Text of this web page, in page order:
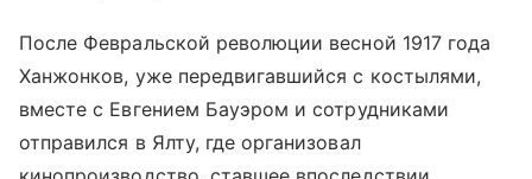
После Февральской революции весной 1917 года
Ханжонков, уже передвигавшийся с костылями,
вместе с Евгением Бауэром и сотрудниками
отправился в Ялту, где организовал